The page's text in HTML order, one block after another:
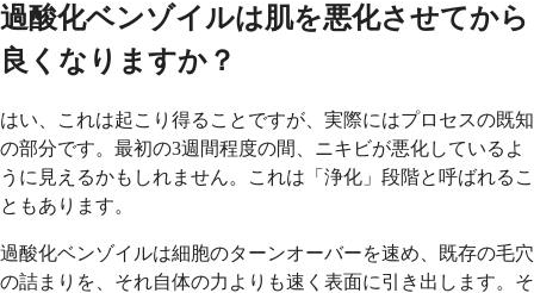
過酸化ベンゾイルは肌を悪化させてから
良くなりますか？
はい、これは起こり得ることですが、実際にはプロセスの既知
の部分です。最初の3週間程度の間、ニキビが悪化しているよ
うに見えるかもしれません。これは「浄化」段階と呼ばれるこ
ともあります。
過酸化ベンゾイルは細胞のターンオーバーを速め、既存の毛穴
の詰まりを、それ自体の力よりも速く表面に引き出します。そ